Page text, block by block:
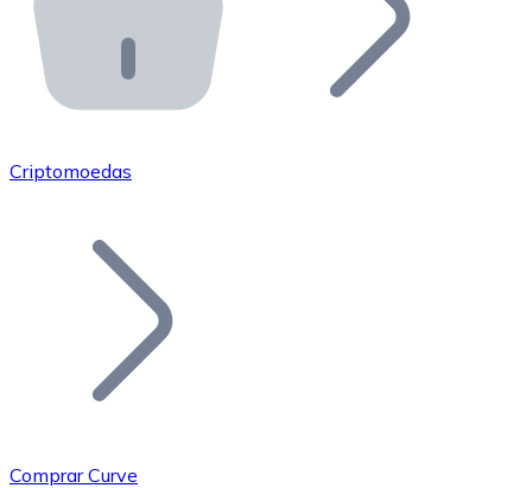
API Bitnovo
Integre nossa API no seu ecossistema.
Junte-se à nossa rede de revendedores e comercialize
Adicione o token do seu projeto ao nosso serviço de
Criptomoedas
Comprar Curve